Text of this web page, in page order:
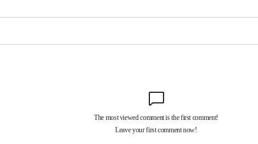
강원동해안 최대 150㎜ 비
제주·인천 당원투표…金 47.75%·鄭 42.08%·
이적 기뻐…등번호 7번 의미보단 팀 위해 뛸 것"
, 제주·인천 권리당원 투표 김민석 승리